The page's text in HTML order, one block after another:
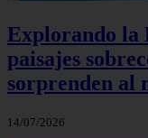
Explorando la
paisajes
sorprenden al
14/07/2026